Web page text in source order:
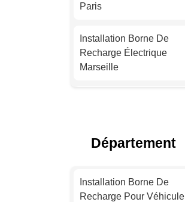
Paris
Installation Borne De
Recharge Électrique
Marseille
Toulouse
Département
Installation Borne De
Recharge Pour Véhicule